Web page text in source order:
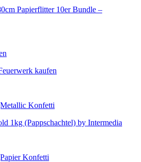
Papierflitter 10er Bundle –
kaufen
Konfetti
1kg (Pappschachtel) by Intermedia
Konfetti